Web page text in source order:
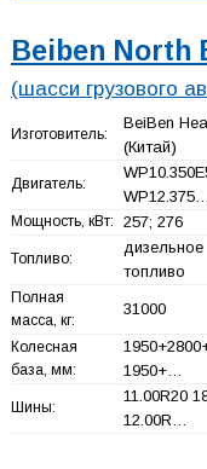
Beiben North
(шасси грузового
Изготовитель:
BeiBen
(Китай)
Двигатель:
WP12.375…
Мощность, кВт: 257; 276
Топливо:
дизельное
топливо
Полная
масса, кг:
31000
Колесная
база, мм:
1950+
1950+…
Шины:
11.00R20
12.00R…